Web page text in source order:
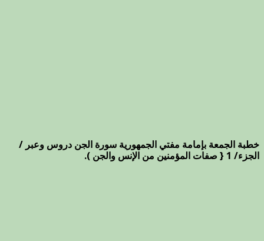
خطبة الجمعة بإمامة مفتي الجمهورية سورة الجن دروس وعبر /
الجزء/ 1 { صفات المؤمنين من الإنس والجن ).